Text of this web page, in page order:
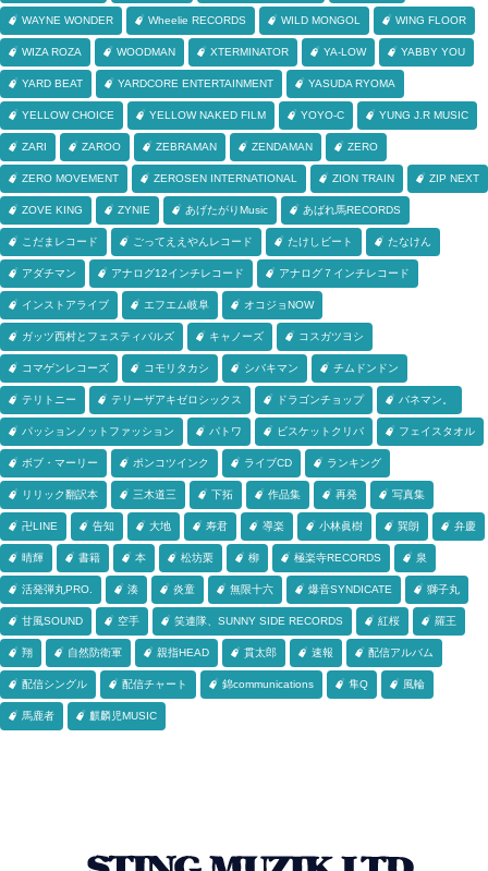
WAYNE WONDER Wheelie RECORDS WILD MONGOL WING FLOOR
WIZA ROZA WOODMAN XTERMINATOR YA-LOW YABBY YOU
YARD BEAT YARDCORE ENTERTAINMENT YASUDA RYOMA
YELLOW CHOICE YELLOW NAKED FILM YOYO-C YUNG J.R MUSIC
ZARI ZAROO ZEBRAMAN ZENDAMAN ZERO
ZERO MOVEMENT ZEROSEN INTERNATIONAL ZION TRAIN ZIP NEXT
ZOVE KING ZYNIE あげたがりMusic あばれ馬RECORDS
こだまレコード ごってええやんレコード たけしビート たなけん
アダチマン アナログ12インチレコード アナログ７インチレコード
インストアライブ エフエム岐阜 オコジョNOW
ガッツ西村とフェスティバルズ キャノーズ コスガツヨシ
コマゲンレコーズ コモリタカシ シバキマン チムドンドン
テリトニー テリーザアキゼロシックス ドラゴンチョップ バネマン。
パッションノットファッション パトワ ビスケットクリバ フェイスタオル
ボブ・マーリー ポンコツインク ライブCD ランキング
リリック翻訳本 三木道三 下拓 作品集 再発 写真集
卍LINE 告知 大地 寿君 導楽 小林眞樹 巽朗 弁慶
晴輝 書籍 本 松坊栗 柳 極楽寺RECORDS 泉
活発弾丸PRO. 湊 炎童 無限十六 爆音SYNDICATE 獅子丸
甘風SOUND 空手 笑連隊、SUNNY SIDE RECORDS 紅桜 羅王
翔 自然防衛軍 親指HEAD 貫太郎 速報 配信アルバム
配信シングル 配信チャート 錦communications 隼Q 風輪
馬鹿者 麒麟児MUSIC